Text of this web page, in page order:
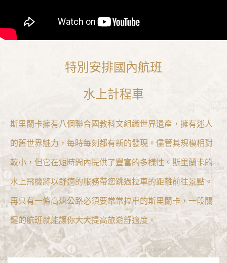
特別安排國內航班
水上計程車
斯里蘭卡擁有八個聯合國教科文組織世界遺產，擁有迷人
的舊世界魅力，每時每刻都有新的發現。儘管其規模相對
較小，但它在短時間內提供了豐富的多樣性。斯里蘭卡的
水上飛機將以舒適的服務帶您跳過拉車的距離前往景點。
再只有一條高速公路必須要常常拉車的斯里蘭卡，一段關
鍵的航班就能讓你大大提高旅遊舒適度。